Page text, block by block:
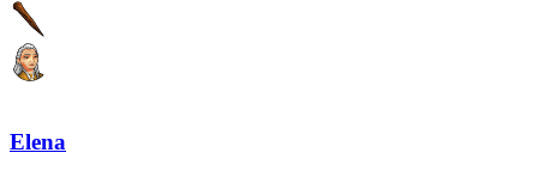
Elena